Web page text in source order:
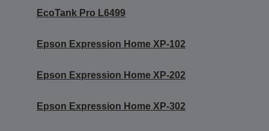
EcoTank Pro L6499
Epson Expression Home XP-102
Epson Expression Home XP-202
Epson Expression Home XP-302